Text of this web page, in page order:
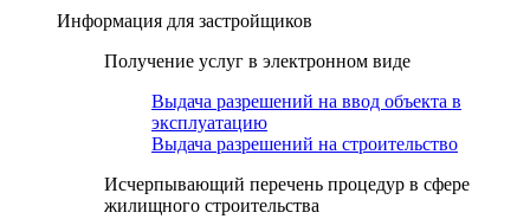
Информация для застройщиков
Получение услуг в электронном виде
Выдача разрешений на ввод объекта в
эксплуатацию
Выдача разрешений на строительство
Исчерпывающий перечень процедур в сфере
жилищного строительства